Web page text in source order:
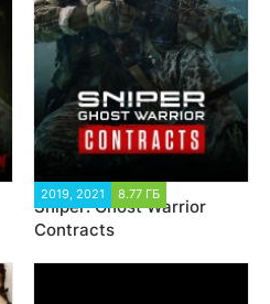
2019, 2021 8.77 ГБ
Sniper: Ghost Warrior
Contracts